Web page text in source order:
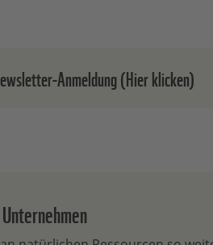
Anmeldung (Hier klicken)
können Sie entweder über
oder durch eine E-Mail an